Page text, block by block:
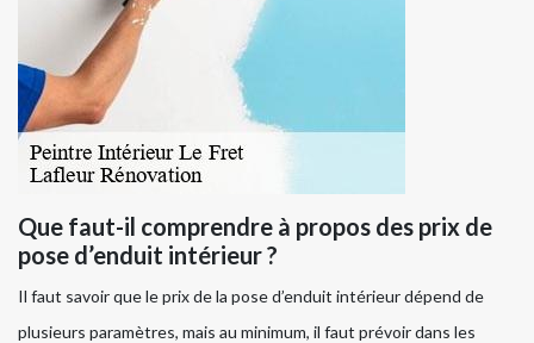
Que faut-il comprendre à propos des prix de
pose d’enduit intérieur ?
Il faut savoir que le prix de la pose d’enduit intérieur dépend de
plusieurs paramètres, mais au minimum, il faut prévoir dans les